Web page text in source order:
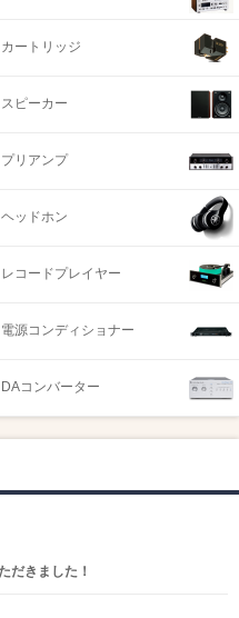
カートリッジ
スピーカー
プリアンプ
ヘッドホン
レコードプレイヤー
電源コンディショナー
DAコンバーター
だきました！